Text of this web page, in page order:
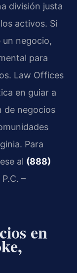
división justa
activos. Si
un negocio,
para
Law Offices
en guiar a
de negocios
Para
al (888)
–
en